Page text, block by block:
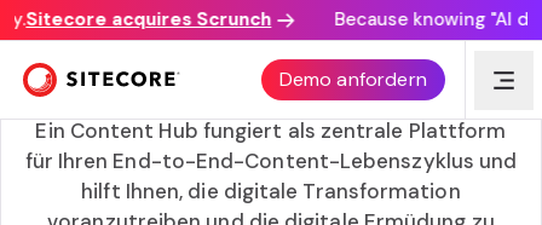
Sitecore acquires Scrunch Because knowing "AI
Demo anfordern
Warum ein Content Hub eine "Must-have"-
Technologie ist
Ein Content Hub fungiert als zentrale Plattform
für Ihren End-to-End-Content-Lebenszyklus und
hilft Ihnen, die digitale Transformation